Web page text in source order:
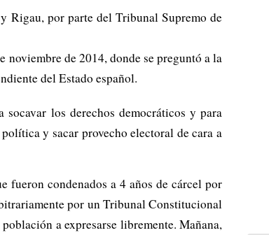
Rigau, por parte del Tribunal Supremo de
de 2014, donde se preguntó a la
del Estado español.
los derechos democráticos y para
y sacar provecho electoral de cara a
fueron condenados a 4 años de cárcel por
por un Tribunal Constitucional
a expresarse libremente. Mañana,